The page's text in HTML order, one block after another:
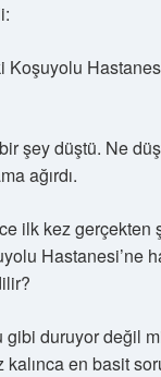
Koşuyolu
şey düştü. Ne
ağırdı.
ilk kez gerçekten
Hastanesi’ne
gibi duruyor değil
kalınca en basit